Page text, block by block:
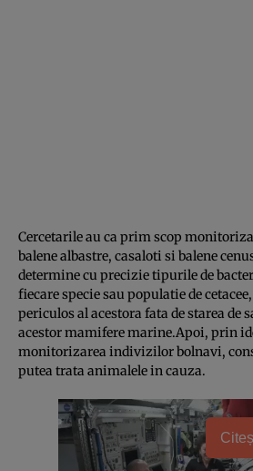
Cercetarile au ca prim scop
balene albastre, casaloti si balene
determine cu precizie tipurile de
fiecare specie sau populatie de
periculos al acestora fata de starea de
acestor mamifere marine.Apoi, prin
monitorizarea indivizilor bolnavi,
putea trata animalele in cauza.